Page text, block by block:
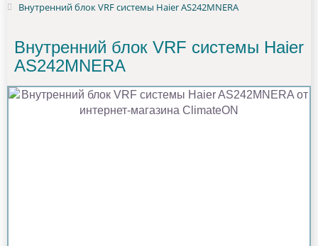
Внутренний блок VRF системы Haier AS242MNERA
Внутренний блок VRF системы Haier
AS242MNERA